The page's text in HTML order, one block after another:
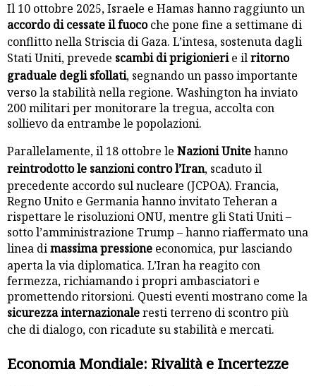
Il 10 ottobre 2025, Israele e Hamas hanno raggiunto un
accordo di cessate il fuocoche pone fine a settimane di
conflitto nella Striscia di Gaza. L’intesa, sostenuta dagli
Stati Uniti, prevede scambi di prigionierie ilritorno
graduale degli sfollati, segnando un passo importante
verso la stabilità nella regione. Washington ha inviato
200 militari per monitorare la tregua, accolta con
sollievo da entrambe le popolazioni.
Parallelamente, il 18 ottobre le Nazioni Unitehanno
reintrodotto le sanzioni contro l’Iran, scaduto il
precedente accordo sul nucleare (JCPOA). Francia,
Regno Unito e Germania hanno invitato Teheran a
rispettare le risoluzioni ONU, mentre gli Stati Uniti –
sotto l’amministrazione Trump – hanno riaffermato una
linea dimassima pressione economica, pur lasciando
aperta la via diplomatica. L’Iran ha reagito con
fermezza, richiamando i propri ambasciatori e
promettendo ritorsioni. Questi eventi mostrano come la
sicurezza internazionaleresti terreno di scontro più
che di dialogo, con ricadute su stabilità e mercati.
Economia Mondiale: Rivalità e Incertezze